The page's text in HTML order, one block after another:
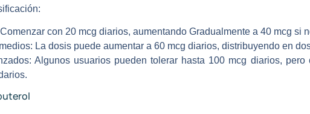
Comenzar con 20 mcg diarios, aumentando Gradualmente a 40 mcg si
La dosis puede aumentar a 60 mcg diarios, distribuyendo en
Algunos usuarios pueden tolerar hasta 100 mcg diarios,